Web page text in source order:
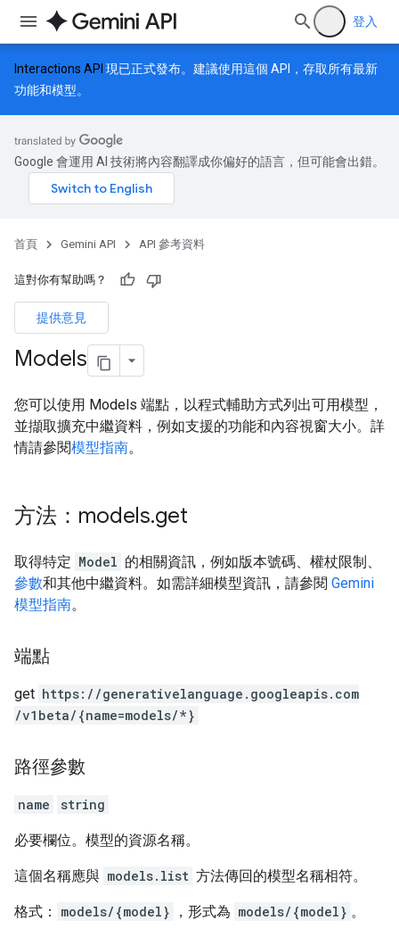
登入
Interactions API 現已正式發布。建議使用這個 API，存取所有最新
功能和模型。
Google 會運用 AI 技術將內容翻譯成你偏好的語言，但可能會出錯。
首頁 Gemini API API 參考資料
這對你有幫助嗎？
提供意見
Models
您可以使用 Models 端點，以程式輔助方式列出可用模型，
並擷取擴充中繼資料，例如支援的功能和內容視窗大小。詳
情請參閱模型指南。
方法：models.get
取得特定 Model 的相關資訊，例如版本號碼、權杖限制、
參數和其他中繼資料。如需詳細模型資訊，請參閱 Gemini
模型指南。
端點
get https: / /generativelanguage.googleapis.com
/v1beta/{name=models/*}
路徑參數
name string
必要欄位。模型的資源名稱。
這個名稱應與 models.list 方法傳回的模型名稱相符。
格式： models/{model} ，形式為 models/{model} 。